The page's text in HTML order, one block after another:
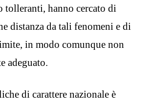
tolleranti, hanno cercato di
distanza da tali fenomeni e di
in modo comunque non
adeguato.
di carattere nazionale è